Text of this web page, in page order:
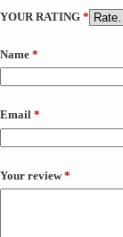
YOUR RATING *
Name *
Email *
Your review*